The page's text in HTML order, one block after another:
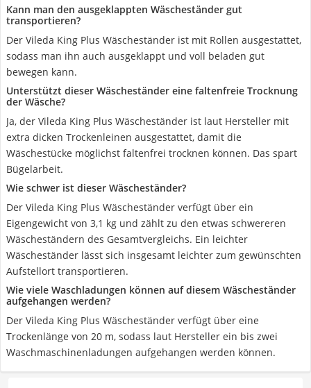
Kann man den ausgeklappten Wäscheständer gut
transportieren?
Der Vileda King Plus Wäscheständer ist mit Rollen ausgestattet,
sodass man ihn auch ausgeklappt und voll beladen gut
bewegen kann.
Unterstützt dieser Wäscheständer eine faltenfreie Trocknung
der Wäsche?
Ja, der Vileda King Plus Wäscheständer ist laut Hersteller mit
extra dicken Trockenleinen ausgestattet, damit die
Wäschestücke möglichst faltenfrei trocknen können. Das spart
Bügelarbeit.
Wie schwer ist dieser Wäscheständer?
Der Vileda King Plus Wäscheständer verfügt über ein
Eigengewicht von 3,1 kg und zählt zu den etwas schwereren
Wäscheständern des Gesamtvergleichs. Ein leichter
Wäscheständer lässt sich insgesamt leichter zum gewünschten
Aufstellort transportieren.
Wie viele Waschladungen können auf diesem Wäscheständer
aufgehangen werden?
Der Vileda King Plus Wäscheständer verfügt über eine
Trockenlänge von 20 m, sodass laut Hersteller ein bis zwei
Waschmaschinenladungen aufgehangen werden können.